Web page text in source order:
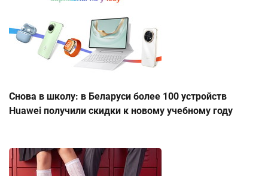
Снова в школу: в Беларуси более 100 устройств
Huawei получили скидки к новому учебному году